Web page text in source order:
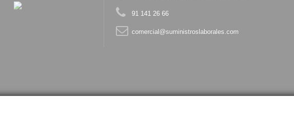
91 141 26 66
comercial@suministroslaborales.com